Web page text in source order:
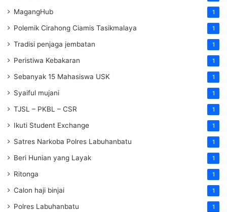
MagangHub 1
Polemik Cirahong Ciamis Tasikmalaya 1
Tradisi penjaga jembatan 1
Peristiwa Kebakaran 1
Sebanyak 15 Mahasiswa USK 1
Syaiful mujani 1
TJSL – PKBL – CSR 1
Ikuti Student Exchange 1
Satres Narkoba Polres Labuhanbatu 1
Beri Hunian yang Layak 1
Ritonga 1
Calon haji binjai 1
Polres Labuhanbatu 1